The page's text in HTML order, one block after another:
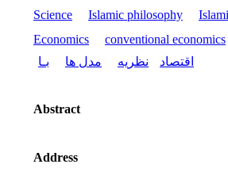
Science
Islamic philosophy
Economics
conventional economics
اقتصاد
نظریه مدل ها بـا
Abstract
Address